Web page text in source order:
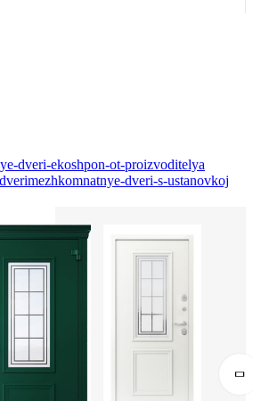
dveri-ekoshpon-ot-proizvoditelya
mezhkomnatnye-dveri-s-ustanovkoj